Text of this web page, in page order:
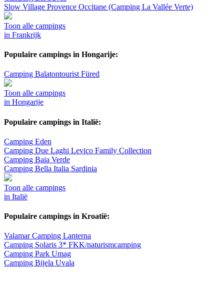
Slow Village Provence Occitane (Camping La Vallée Verte)
Toon alle campings
in Frankrijk
Populaire campings in Hongarije:
Camping Balatontourist Füred
Toon alle campings
in Hongarije
Populaire campings in Italië:
Camping Eden
Camping Due Laghi Levico Family Collection
Camping Baia Verde
Camping Bella Italia Sardinia
Toon alle campings
in Italië
Populaire campings in Kroatië:
Valamar Camping Lanterna
Camping Solaris 3* FKK/naturismcamping
Camping Park Umag
Camping Bijela Uvala